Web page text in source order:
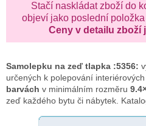
Stačí naskládat zboží do
objeví jako poslední
Ceny v detailu zboží
Samolepku na zeď tlapka :5356:
určených k polepování
barvách v minimálním rozměru
zeď každého bytu či nábytek.